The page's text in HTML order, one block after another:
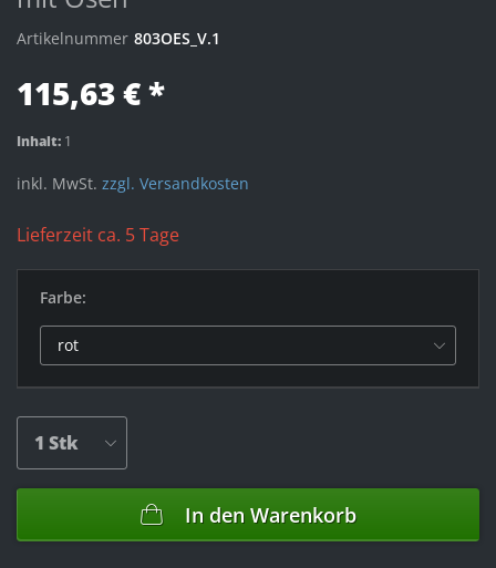
Artikelnummer 803OES_V.1
115,63 € *
Inhalt: 1
inkl. MwSt. zzgl. Versandkosten
Lieferzeit ca. 5 Tage
Farbe:
In den Warenkorb